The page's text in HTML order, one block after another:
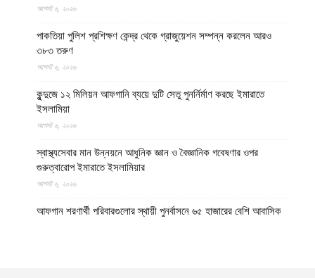
আগস্ট ৬, ২০২৬
পাকতিয়া পুলিশ প্রশিক্ষণ কেন্দ্র থেকে গ্রাজুয়েশন সম্পন্ন করলেন আরও
৩৮৩ তরুণ
আগস্ট ৬, ২০২৬
কুন্দুজে ১২ মিলিয়ন আফগানি ব্যয়ে দুটি সেতু পুনর্নির্মাণ করছে ইমারাতে
ইসলামিয়া
আগস্ট ৬, ২০২৬
স্বাস্থ্যসেবার মান উন্নয়নে আধুনিক জ্ঞান ও বৈজ্ঞানিক গবেষণার ওপর
গুরুত্বারোপ ইমারাতে ইসলামিয়ার
আগস্ট ৬, ২০২৬
আফগান শরণার্থী পরিবারগুলোর স্থায়ী পুনর্বাসনে ৬৫ হাজারের বেশি আবাসিক